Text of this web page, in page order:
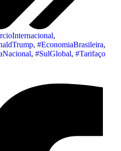
,
, #EconomiaBrasileira,
, #SulGlobal, #Tarifaço